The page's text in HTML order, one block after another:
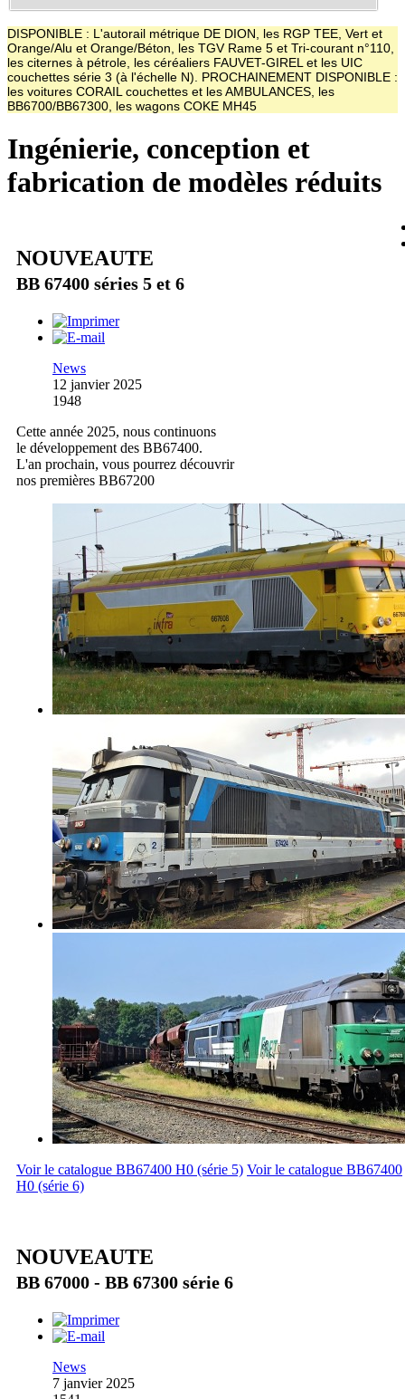
DISPONIBLE : L'autorail métrique DE DION, les RGP TEE, Vert et
Orange/Alu et Orange/Béton, les TGV Rame 5 et Tri-courant n°110,
les citernes à pétrole, les céréaliers FAUVET-GIREL et les UIC
couchettes série 3 (à l'échelle N). PROCHAINEMENT DISPONIBLE :
les voitures CORAIL couchettes et les AMBULANCES, les
BB6700/BB67300, les wagons COKE MH45
Ingénierie, conception et
fabrication de modèles réduits
NOUVEAUTE
BB 67400 séries 5 et 6
News
12 janvier 2025
1948
Cette année 2025, nous continuons
le développement des BB67400.
L'an prochain, vous pourrez découvrir
nos premières BB67200
Voir le catalogue BB67400 H0 (série 5) Voir le catalogue BB67400
H0 (série 6)
NOUVEAUTE
BB 67000 - BB 67300 série 6
News
7 janvier 2025